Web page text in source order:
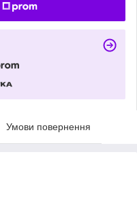
Умови повернення